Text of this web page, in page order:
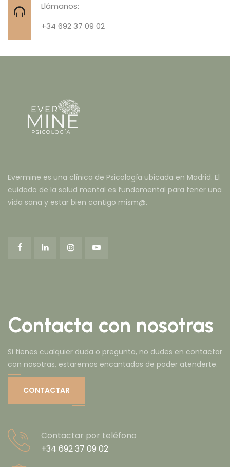
Llámanos:
+34 692 37 09 02
Evermine es una clínica de Psicología ubicada en Madrid. El
cuidado de la salud mental es fundamental para tener una
vida sana y estar bien contigo mism@.
Contacta con nosotras
Si tienes cualquier duda o pregunta, no dudes en contactar
con nosotras, estaremos encantadas de poder atenderte.
CONTACTAR
Contactar por teléfono
+34 692 37 09 02